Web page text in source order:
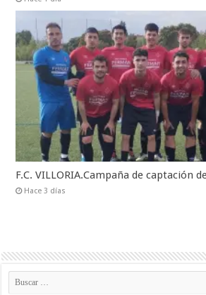
F.C. VILLORIA.Campaña de captación
Hace 3 días